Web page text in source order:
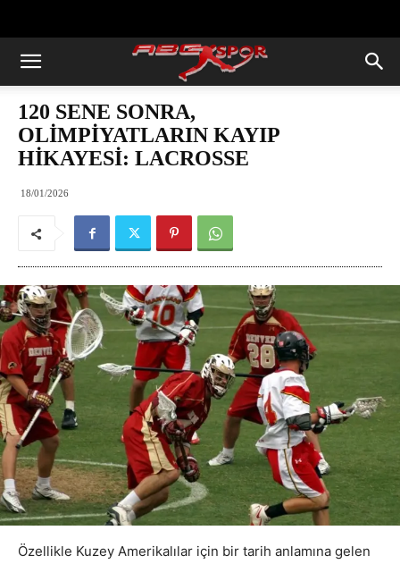
120 SENE SONRA,
OLİMPİYATLARIN KAYIP
HİKAYESİ: LACROSSE
18/01/2026
Özellikle Kuzey Amerikalılar için bir tarih anlamına gelen